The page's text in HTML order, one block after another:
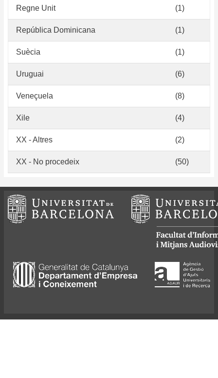
Regne Unit (1)
República Dominicana (1)
Suècia (1)
Uruguai (6)
Veneçuela (8)
Xile (4)
XX - Altres (2)
XX - No procedeix (50)